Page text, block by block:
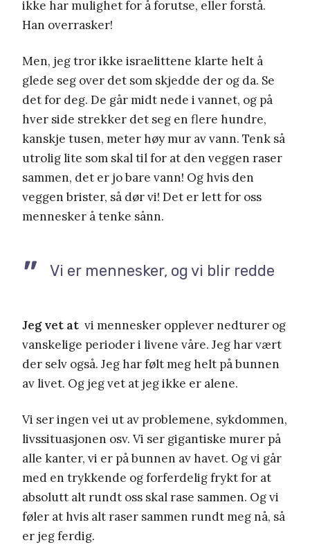
ikke har mulighet for å forutse, eller forstå.
Han overrasker!
Men, jeg tror ikke israelittene klarte helt å
glede seg over det som skjedde der og da. Se
det for deg. De går midt nede i vannet, og på
hver side strekker det seg en flere hundre,
kanskje tusen, meter høy mur av vann. Tenk så
utrolig lite som skal til for at den veggen raser
sammen, det er jo bare vann! Og hvis den
veggen brister, så dør vi! Det er lett for oss
mennesker å tenke sånn.
Vi er mennesker, og vi blir redde
Jeg vet at vi mennesker opplever nedturer og
vanskelige perioder i livene våre. Jeg har vært
der selv også. Jeg har følt meg helt på bunnen
av livet. Og jeg vet at jeg ikke er alene.
Vi ser ingen vei ut av problemene, sykdommen,
livssituasjonen osv. Vi ser gigantiske murer på
alle kanter, vi er på bunnen av havet. Og vi går
med en trykkende og forferdelig frykt for at
absolutt alt rundt oss skal rase sammen. Og vi
føler at hvis alt raser sammen rundt meg nå, så
er jeg ferdig.